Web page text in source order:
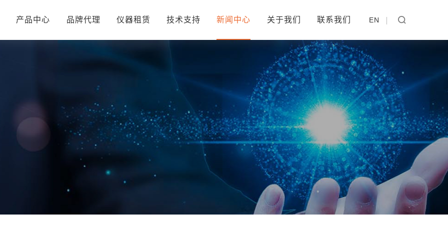
产品中心 品牌代理 仪器租赁 技术支持 新闻中心 关于我们 联系我们 EN